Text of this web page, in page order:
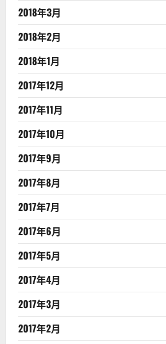
2018年3月
2018年2月
2018年1月
2017年12月
2017年11月
2017年10月
2017年9月
2017年8月
2017年7月
2017年6月
2017年5月
2017年4月
2017年3月
2017年2月